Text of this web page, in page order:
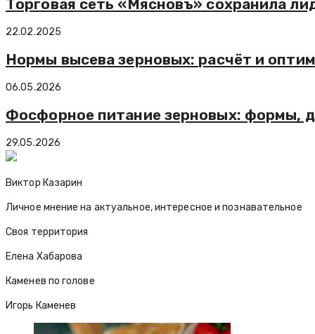
Торговая сеть «Мясновъ» сохранила
22.02.2025
Нормы высева зерновых: расчёт и
06.05.2026
Фосфорное питание зерновых: формы,
29.05.2026
Виктор Казарин
Личное мнение на актуальное, интересное и познавательное
Своя территория
Елена Хабарова
Каменев по голове
Игорь Каменев